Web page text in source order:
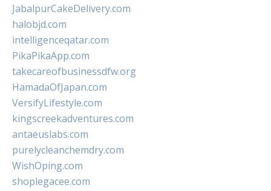
JabalpurCakeDelivery.com
halobjd.com
intelligenceqatar.com
PikaPikaApp.com
takecareofbusinessdfw.org
HamadaOfJapan.com
VersifyLifestyle.com
kingscreekadventures.com
antaeuslabs.com
purelycleanchemdry.com
WishOping.com
shoplegacee.com